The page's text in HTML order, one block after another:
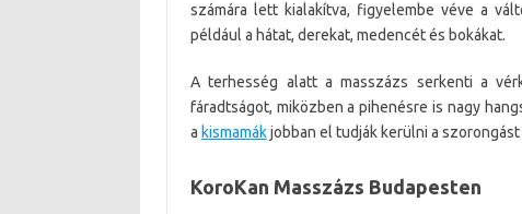
számára lett kialakítva, figyelembe véve a
például a hátat, derekat, medencét és bokákat.
A terhesség alatt a masszázs serkenti a
fáradtságot, miközben a pihenésre is nagy
a kismamákjobban el tudják kerülni a
KoroKan Masszázs Budapesten